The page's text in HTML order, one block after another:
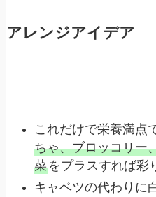
アレンジアイデア
これだけで栄養満点
ちゃ、ブロッコリー
菜をプラスすれば彩
キャベツの代わりに